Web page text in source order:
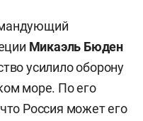
Микаэль Бюден
усилило оборону
море. По его
Россия может его